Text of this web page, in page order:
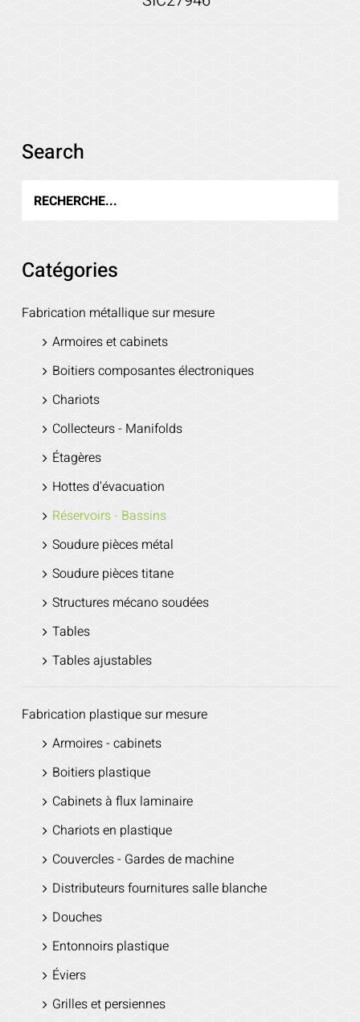
Search
Catégories
Fabrication métallique sur mesure
Armoires et cabinets
Boitiers composantes électroniques
Chariots
Collecteurs - Manifolds
Étagères
Hottes d'évacuation
Réservoirs - Bassins
Soudure pièces métal
Soudure pièces titane
Structures mécano soudées
Tables
Tables ajustables
Fabrication plastique sur mesure
Armoires - cabinets
Boitiers plastique
Cabinets à flux laminaire
Chariots en plastique
Couvercles - Gardes de machine
Distributeurs fournitures salle blanche
Douches
Entonnoirs plastique
Éviers
Grilles et persiennes